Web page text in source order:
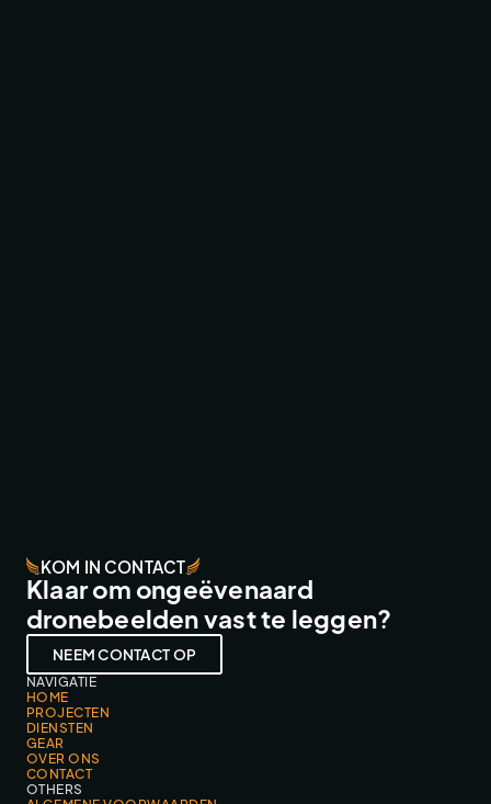
KOM IN CONTACT
Klaar om ongeëvenaard
dronebeelden vast te leggen?
NEEM CONTACT OP
NAVIGATIE
HOME
PROJECTEN
DIENSTEN
GEAR
OVER ONS
CONTACT
OTHERS